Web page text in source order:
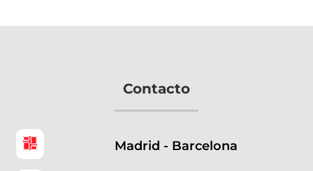
Contacto
Madrid - Barcelona